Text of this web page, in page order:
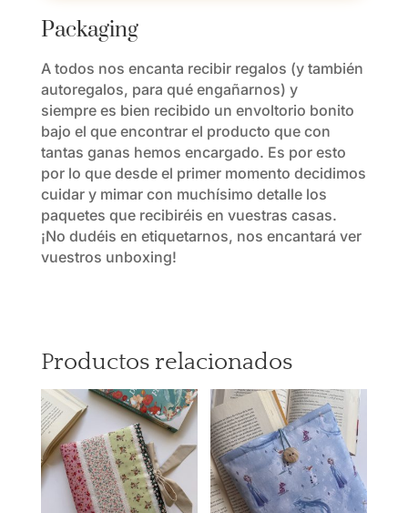
Packaging
A todos nos encanta recibir regalos (y también
autoregalos, para qué engañarnos) y
siempre es bien recibido un envoltorio bonito
bajo el que encontrar el producto que con
tantas ganas hemos encargado. Es por esto
por lo que desde el primer momento decidimos
cuidar y mimar con muchísimo detalle los
paquetes que recibiréis en vuestras casas.
¡No dudéis en etiquetarnos, nos encantará ver
vuestros unboxing!
Productos relacionados